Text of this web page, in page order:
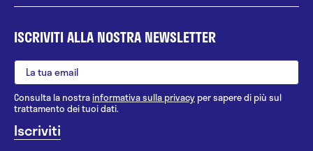
ISCRIVITI ALLA NOSTRA NEWSLETTER
Consulta la nostrainformativa sulla privacy per sapere di più sul
trattamento dei tuoi dati.